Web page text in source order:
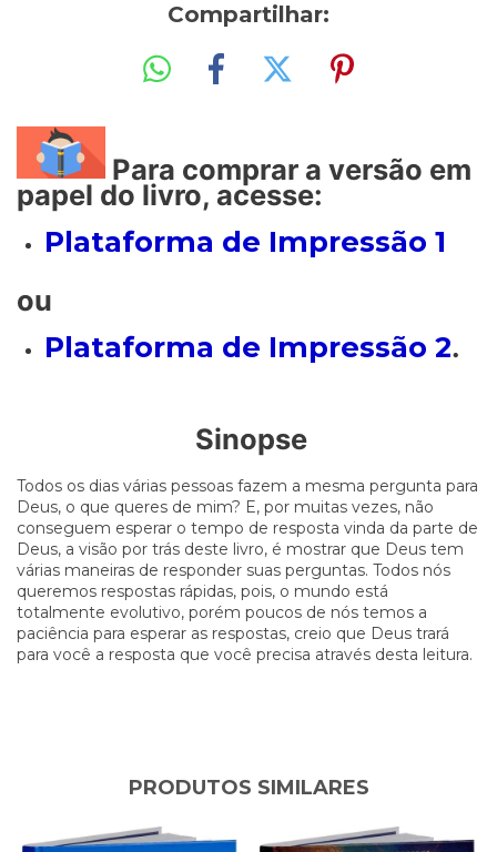
Compartilhar:
Para comprar a versão em
papel do livro, acesse:
Plataforma de Impressão 1
ou
Plataforma de Impressão 2.
Sinopse
Todos os dias várias pessoas fazem a mesma pergunta para
Deus, o que queres de mim? E, por muitas vezes, não
conseguem esperar o tempo de resposta vinda da parte de
Deus, a visão por trás deste livro, é mostrar que Deus tem
várias maneiras de responder suas perguntas. Todos nós
queremos respostas rápidas, pois, o mundo está
totalmente evolutivo, porém poucos de nós temos a
paciência para esperar as respostas, creio que Deus trará
para você a resposta que você precisa através desta leitura.
PRODUTOS SIMILARES